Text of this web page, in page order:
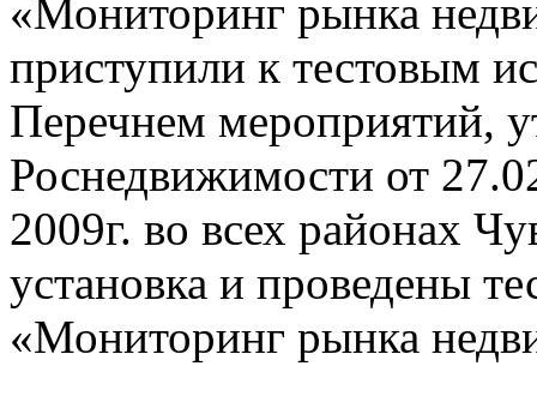
«Мониторинг рынка
приступили к тестовым
Перечнем мероприятий,
Роснедвижимости от
2009г. во всех районах
установка и проведены
«Мониторинг рынка